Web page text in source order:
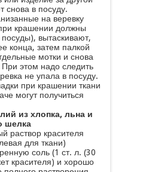
снова в посуду.
на веревку
крашении должны
вытаскивают,
конца, затем палкой
мотки и снова
При этом надо следить
не упала в посуду.
при крашении ткани
могут получиться
из хлопка, льна и
шелка
раствор красителя
для ткани)
соль (1 ст. л. (30
красителя) и хорошо